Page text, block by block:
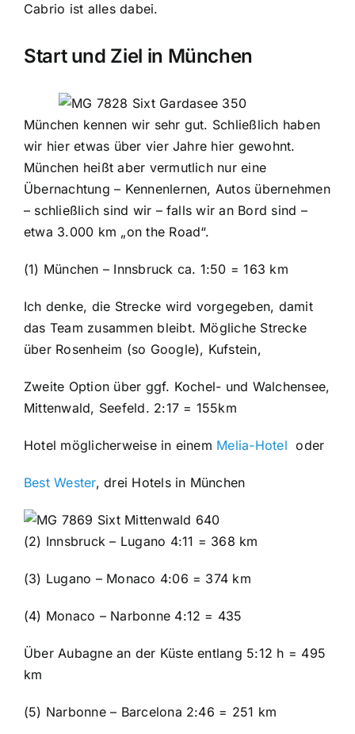
Cabrio ist alles dabei.
Start und Ziel in München
München kennen wir sehr gut. Schließlich haben
wir hier etwas über vier Jahre hier gewohnt.
München heißt aber vermutlich nur eine
Übernachtung – Kennenlernen, Autos übernehmen
– schließlich sind wir – falls wir an Bord sind –
etwa 3.000 km „on the Road“.
(1) München – Innsbruck ca. 1:50 = 163 km
Ich denke, die Strecke wird vorgegeben, damit
das Team zusammen bleibt. Mögliche Strecke
über Rosenheim (so Google), Kufstein,
Zweite Option über ggf. Kochel- und Walchensee,
Mittenwald, Seefeld. 2:17 = 155km
Hotel möglicherweise in einem Melia-Hotel oder
Best Wester, drei Hotels in München
(2) Innsbruck – Lugano 4:11 = 368 km
(3) Lugano – Monaco 4:06 = 374 km
(4) Monaco – Narbonne 4:12 = 435
Über Aubagne an der Küste entlang 5:12 h = 495
km
(5) Narbonne – Barcelona 2:46 = 251 km